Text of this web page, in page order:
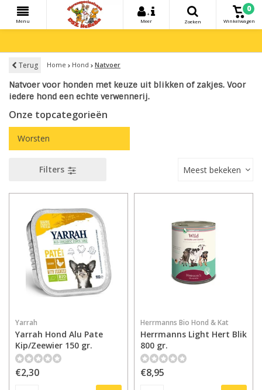
Menu
+
Meer
Zoeken
0
Winkelwagen
Terug Home Hond Natvoer
Natvoer voor honden met keuze uit blikken of zakjes. Voor
iedere hond een echte verwennerij.
Onze topcategorieën
Worsten
Filters Meest bekeken
Yarrah
Yarrah Hond Alu Pate
Kip/Zeewier 150 gr.
€2,30
Herrmanns Bio Hond & Kat
Herrmanns Light Hert Blik
800 gr.
€8,95